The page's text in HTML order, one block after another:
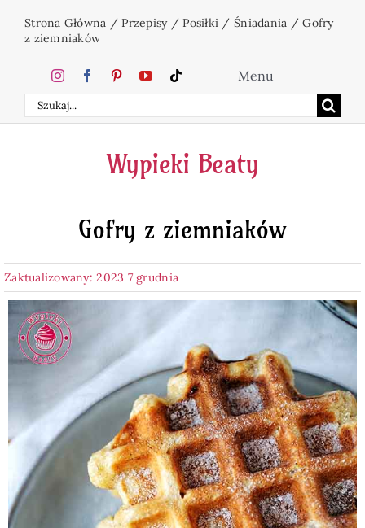
Strona Główna /Przepisy/Posiłki / Śniadania /Gofry
z ziemniaków
Szukaj
Menu
Home
Ciasta
Desery
Pieczywo
Przetwory
Posiłki
Wypieki Beaty
Gofry z ziemniaków
Zaktualizowany: 2023 7 grudnia